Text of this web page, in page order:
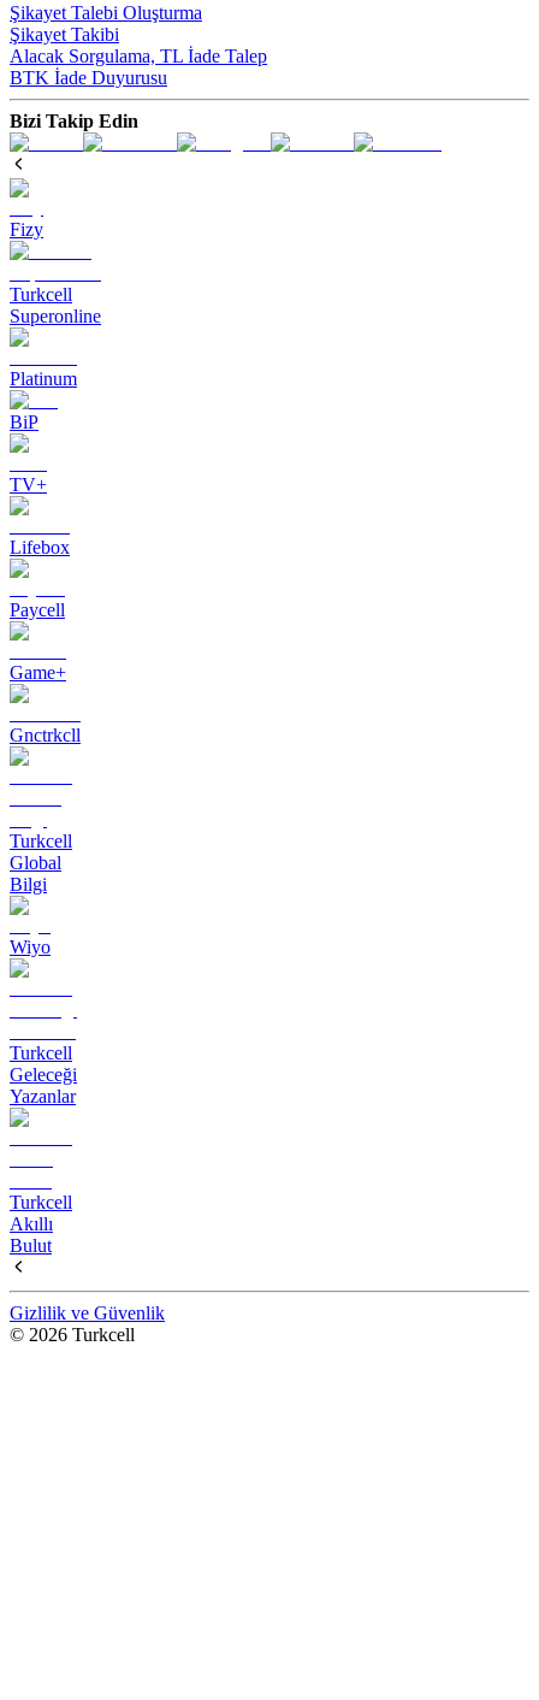
Şikayet Talebi Oluşturma
Şikayet Takibi
Alacak Sorgulama, TL İade Talep​
BTK İade Duyurusu
Bizi Takip Edin
Fizy
Turkcell
Superonline
Platinum
BiP
TV+
Lifebox
Paycell
Game+
Gnctrkcll
Turkcell
Global
Bilgi
Wiyo
Turkcell
Geleceği
Yazanlar
Turkcell
Akıllı
Bulut
Gizlilik ve Güvenlik
© 2026 Turkcell